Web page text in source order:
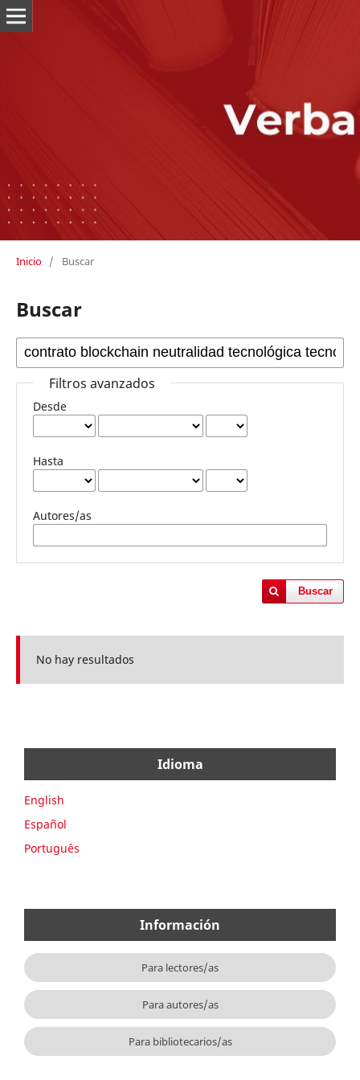
Inicio / Buscar
Buscar
Filtros avanzados
Desde
Hasta
Autores/as
Buscar
No hay resultados
Idioma
English
Español
Português
Información
Para lectores/as
Para autores/as
Para bibliotecarios/as